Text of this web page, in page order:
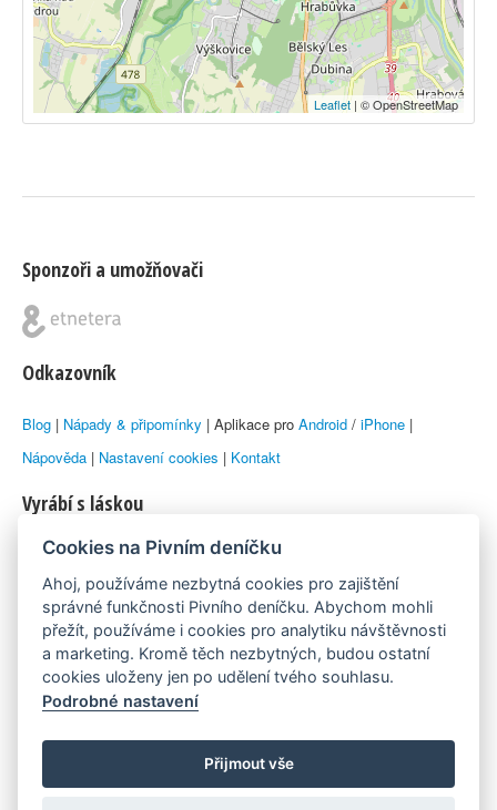
Leaflet| © OpenStreetMap
Sponzoři a umožňovači
Odkazovník
Blog | Nápady & připomínky | Aplikace pro Android / iPhone |
Nápověda | Nastavení cookies | Kontakt
Vyrábí s láskou
© 2010–2026 byLukáš Zemanaka Emka
Máme rádi
Pivní.info
Poznámka pod čarou
Pivní deníček je nezávislý zdroj, který není spjat s žádným
konkrétním pivovarem ani restaurací. Názory uživatelů nemusí nutně
Cookies na Pivním deníčku
Ahoj, používáme nezbytná cookies pro zajištění
správné funkčnosti Pivního deníčku. Abychom mohli
přežít, používáme i cookies pro analytiku návštěvnosti
a marketing. Kromě těch nezbytných, budou ostatní
cookies uloženy jen po udělení tvého souhlasu.
Podrobné nastavení
Přijmout vše